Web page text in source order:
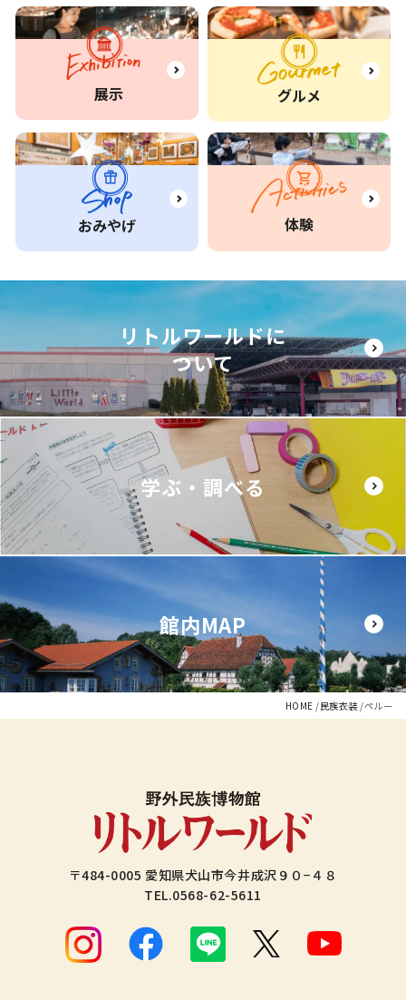
展示 グルメ
おみやげ 体験
リトルワールドに
ついて
学ぶ・調べる
館内MAP
HOME 民族衣装 ペルー
〒484-0005 愛知県犬山市今井成沢９０−４８
TEL.0568-62-5611